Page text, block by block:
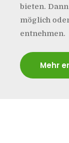
bieten.
möglich
entnehmen.
Mehr